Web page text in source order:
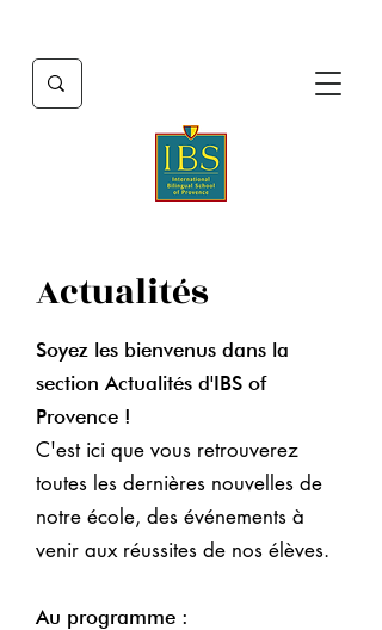
Actualités
Soyez les bienvenus dans la
section Actualités d'IBS of
Provence !
C'est ici que vous retrouverez
toutes les dernières nouvelles de
notre école, des événements à
venir aux réussites de nos élèves.
Au programme :